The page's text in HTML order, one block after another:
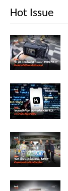
Hot Issue